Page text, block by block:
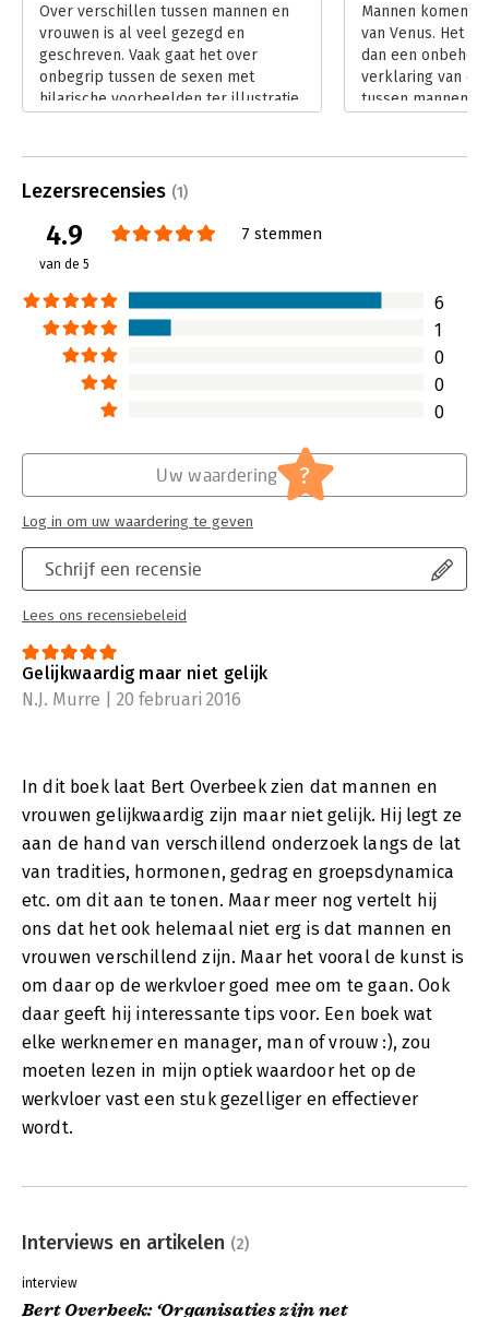
Over verschillen tussen mannen en
vrouwen is al veel gezegd en
geschreven. Vaak gaat het over
onbegrip tussen de sexen met
hilarische voorbeelden ter illustratie.
Mannen komen
van Venus. Het is
dan een
verklaring van de
tussen mannen
Lezersrecensies (1)
4.9
van de 5
7 stemmen
6
1
0
0
0
Schrijf een recensie
Lees ons recensiebeleid
Uw waardering ?
Log in om uw waardering te geven
Gelijkwaardig maar niet gelijk
N.J. Murre | 20 februari 2016
In dit boek laat Bert Overbeek zien dat mannen en
vrouwen gelijkwaardig zijn maar niet gelijk. Hij legt ze
aan de hand van verschillend onderzoek langs de lat
van tradities, hormonen, gedrag en groepsdynamica
etc. om dit aan te tonen. Maar meer nog vertelt hij
ons dat het ook helemaal niet erg is dat mannen en
vrouwen verschillend zijn. Maar het vooral de kunst is
om daar op de werkvloer goed mee om te gaan. Ook
daar geeft hij interessante tips voor. Een boek wat
elke werknemer en manager, man of vrouw :), zou
moeten lezen in mijn optiek waardoor het op de
werkvloer vast een stuk gezelliger en effectiever
wordt.
Interviews en artikelen (2)
interview
Bert Overbeek: ‘Organisaties zijn net